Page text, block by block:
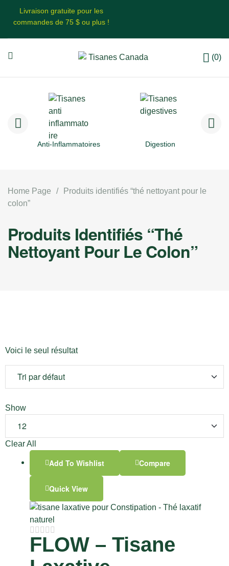
Livraison gratuite pour les
commandes de 75 $ ou plus !
(0)
Anti-Inflammatoires Digestion
Produits Identifiés “thé
Nettoyant Pour Le Colon”
Home Page /
Produits identifiés “thé nettoyant pour le
colon”
Voici le seul résultat
Show
Clear All
Add To Wishlist Compare
Quick View
FLOW – Tisane